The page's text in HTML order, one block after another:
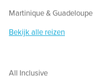
Martinique & Guadeloupe
Bekijk alle reizen
All Inclusive